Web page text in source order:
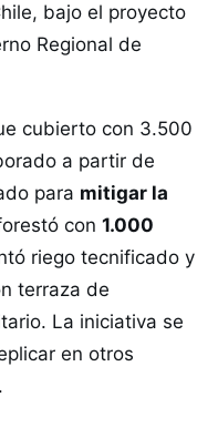
bajo el proyecto
Regional de
cubierto con 3.500
a partir de
para mitigar la
con 1.000
riego tecnificado y
terraza de
La iniciativa se
en otros